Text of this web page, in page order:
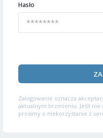
Hasło
Zalogowanie oznacza
aktualnym brzmieniu. Jeśli nie
prosimy o niekorzystanie z